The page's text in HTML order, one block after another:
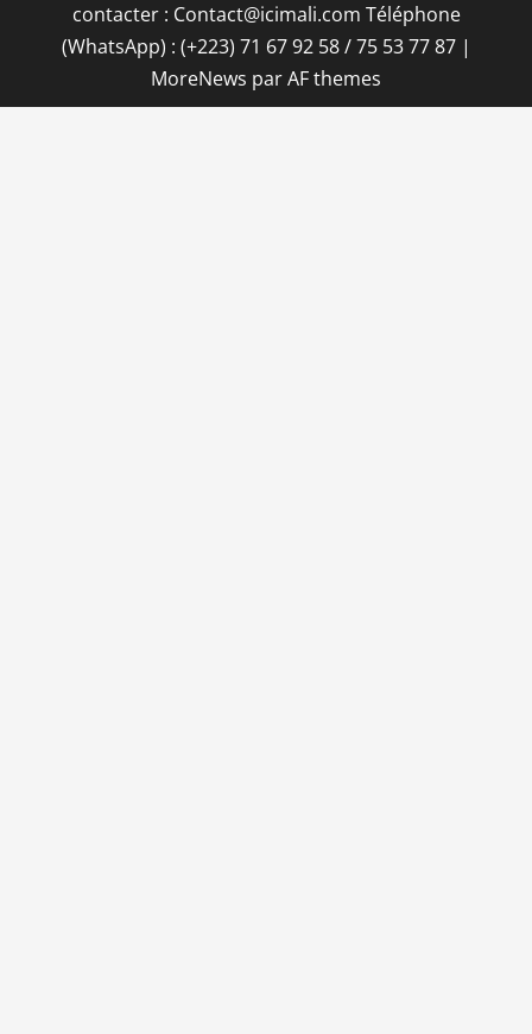
contacter : Contact@icimali.com Téléphone
(WhatsApp) : (+223) 71 67 92 58 / 75 53 77 87 |
MoreNews par AF themes